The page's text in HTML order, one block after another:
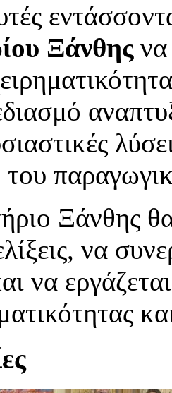
Ξάνθηςνα
Ξάνθης
να
να